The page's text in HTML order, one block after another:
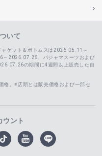
いて
ャケット＆ボトムスは2026.05.11～
～2026.07.26、
パジャマスーツおよび
の期間に4週間以上販売した自
格。※店頭とは販売価格および一部セ
ウント